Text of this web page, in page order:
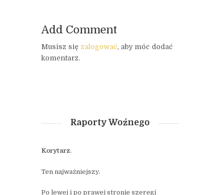
Add Comment
Musisz się zalogować, aby móc dodać
komentarz.
Raporty Woźnego
Korytarz.
Ten najważniejszy.
Po lewej i po prawej stronie szeregi